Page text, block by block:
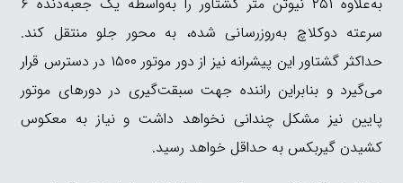
سرعته دوکلاچ به‌روزرسانی شده، به محور جلو منتقل کند.
حداکثر گشتاور این پیشرانه نیز از دور موتور ۱۵۰۰ در دسترس قرار
می‌گیرد و بنابراین راننده جهت سبقت‌گیری در دورهای موتور
پایین نیز مشکل چندانی نخواهد داشت و نیاز به معکوس
کشیدن گیربکس به حداقل خواهد رسید.